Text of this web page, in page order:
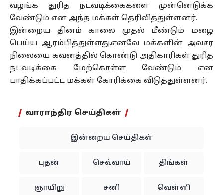
வழங்க துரித நடவடிக்கைகளை முன்னெடுக்க
வேண்டும் என அந்த மக்கள் தெரிவித்துள்ளனர்.
இன்றைய தினம் காலை முதல் மீண்டும் மழை
பெய்ய ஆரம்பித்துள்ளது.எனவே மக்களின் அவசர
நிலையை கவனத்தில் கொண்டு அதிகாரிகள் துரித
நடவடிக்கை மேற்கொள்ள வேண்டும் என
பாதிக்கப்பட்ட மக்கள் கோரிக்கை விடுத்துள்ளனர்.
வாராந்திர செய்திகள்
இன்றைய செய்திகள்
புதன் செவ்வாய் திங்கள்
ஞாயிறு சனி வெள்ளி